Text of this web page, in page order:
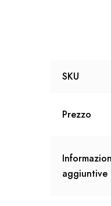
SKU
Prezzo
aggiuntive